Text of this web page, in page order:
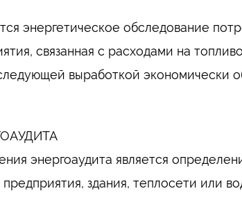
энергетическое обследование
связанная с расходами на
выработкой экономически
энергоаудита является
здания, теплосети или